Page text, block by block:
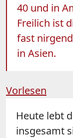
40 und in
Freilich ist
fast
in Asien.
Vorlesen
Heute lebt
insgesamt